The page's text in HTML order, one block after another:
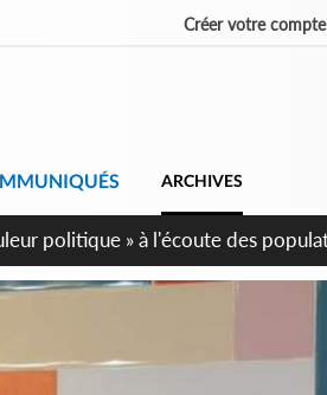
Créer votre compte
ARCHIVES
armés